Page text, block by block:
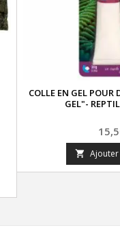
COLLE EN GEL POUR
GEL"-
Prix
